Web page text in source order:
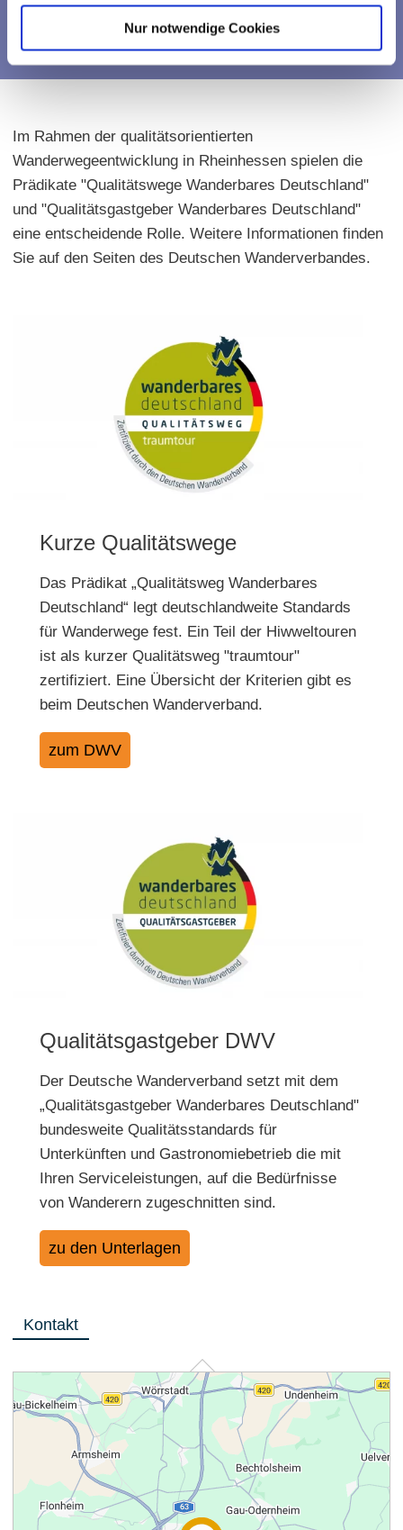
Nur notwendige Cookies
DEUTSCHER WANDERVERBAND
Im Rahmen der qualitätsorientierten
Wanderwegeentwicklung in Rheinhessen spielen die
Prädikate "Qualitätswege Wanderbares Deutschland"
und "Qualitätsgastgeber Wanderbares Deutschland"
eine entscheidende Rolle. Weitere Informationen finden
Sie auf den Seiten des Deutschen Wanderverbandes.
Kurze Qualitätswege
Das Prädikat „Qualitätsweg Wanderbares
Deutschland“ legt deutschlandweite Standards
für Wanderwege fest. Ein Teil der Hiwweltouren
ist als kurzer Qualitätsweg "traumtour"
zertifiziert. Eine Übersicht der Kriterien gibt es
beim Deutschen Wanderverband.
zum DWV
Qualitätsgastgeber DWV
Der Deutsche Wanderverband setzt mit dem
„Qualitätsgastgeber Wanderbares Deutschland"
bundesweite Qualitätsstandards für
Unterkünften und Gastronomiebetrieb die mit
Ihren Serviceleistungen, auf die Bedürfnisse
von Wanderern zugeschnitten sind.
zu den Unterlagen
Kontakt